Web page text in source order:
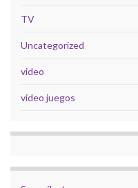
TV
Uncategorized
video
video juegos